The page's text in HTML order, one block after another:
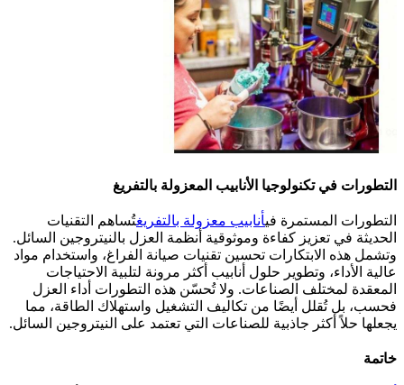
التطورات في تكنولوجيا الأنابيب المعزولة بالتفريغ
التطورات المستمرة فيأنابيب معزولة بالتفريغتُساهم التقنيات
الحديثة في تعزيز كفاءة وموثوقية أنظمة العزل بالنيتروجين السائل.
وتشمل هذه الابتكارات تحسين تقنيات صيانة الفراغ، واستخدام مواد
عالية الأداء، وتطوير حلول أنابيب أكثر مرونة لتلبية الاحتياجات
المعقدة لمختلف الصناعات. ولا تُحسّن هذه التطورات أداء العزل
فحسب، بل تُقلل أيضًا من تكاليف التشغيل واستهلاك الطاقة، مما
يجعلها حلاً أكثر جاذبية للصناعات التي تعتمد على النيتروجين السائل.
خاتمة